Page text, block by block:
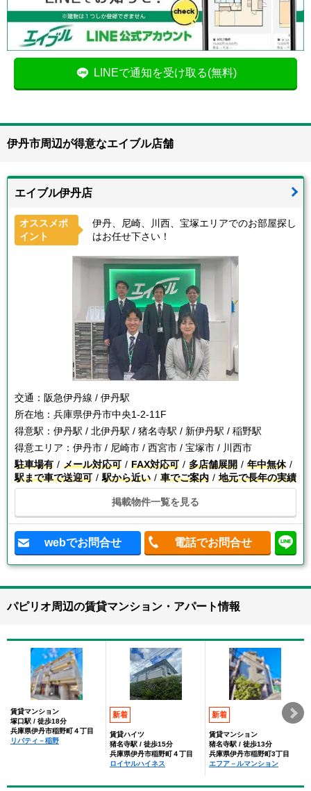
LINEで通知を受け取る(無料)
伊丹市周辺が得意なエイブル店舗
エイブル伊丹店
オススメポ
イント
伊丹、尼崎、川西、宝塚エリアでのお部屋探し
はお任せ下さい！
交通： 阪急伊丹線 / 伊丹駅
所在地： 兵庫県伊丹市中央1-2-11F
得意駅： 伊丹駅 / 北伊丹駅 / 猪名寺駅 / 新伊丹駅 / 稲野駅
得意エリア： 伊丹市 / 尼崎市 / 西宮市 / 宝塚市 / 川西市
駐車場有
メール対応可 FAX対応可 多店舗展開
年中無休
駅まで車で送迎可
駅から近い 車でご案内 地元で長年の実績
掲載物件一覧を見る
webでお問合せ 電話でお問合せ
パピリオ周辺の賃貸マンション・アパート情報
賃貸マンション
塚口駅 / 徒歩18分
兵庫県伊丹市稲野町４丁目
リバティ－稲野
新着
賃貸ハイツ
猪名寺駅 / 徒歩15分
兵庫県伊丹市稲野町４丁目
ロイヤルハイネス
新着
賃貸マンション
猪名寺駅 / 徒歩13分
兵庫県伊丹市稲野町3丁目
エフア－ルマンション